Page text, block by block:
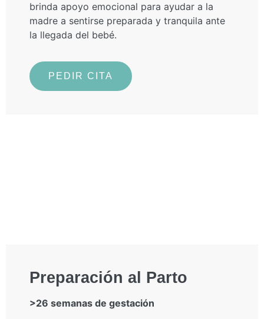
brinda apoyo emocional para ayudar a la
madre a sentirse preparada y tranquila ante
la llegada del bebé.
PEDIR CITA
Preparación al Parto
>26 semanas de gestación